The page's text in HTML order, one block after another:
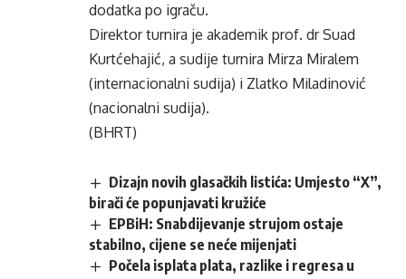
dodatka po igraču.
Direktor turnira je akademik prof. dr Suad
Kurtćehajić, a sudije turnira Mirza Miralem
(internacionalni sudija) i Zlatko Miladinović
(nacionalni sudija).
(BHRT)
Dizajn novih glasačkih listića: Umjesto “X”,
birači će popunjavati kružiće
EPBiH: Snabdijevanje strujom ostaje
stabilno, cijene se neće mijenjati
Počela isplata plata, razlike i regresa u